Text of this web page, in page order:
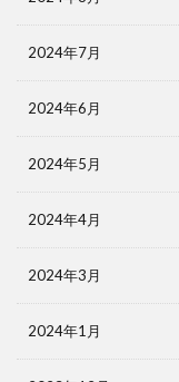
2024年7月
2024年6月
2024年5月
2024年4月
2024年3月
2024年1月